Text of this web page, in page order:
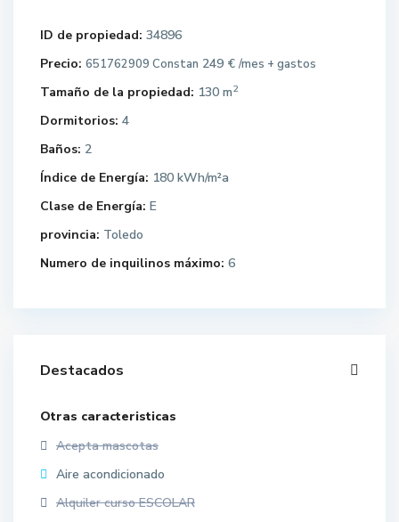
ID de propiedad: 34896
Precio: 651762909 Constan 249 € /mes + gastos
Tamaño de la propiedad: 130 m2
Dormitorios: 4
Baños: 2
Índice de Energía: 180 kWh/m²a
Clase de Energía: E
provincia: Toledo
Numero de inquilinos máximo: 6
Destacados
Otras caracteristicas
Acepta mascotas
Aire acondicionado
Alquiler curso ESCOLAR